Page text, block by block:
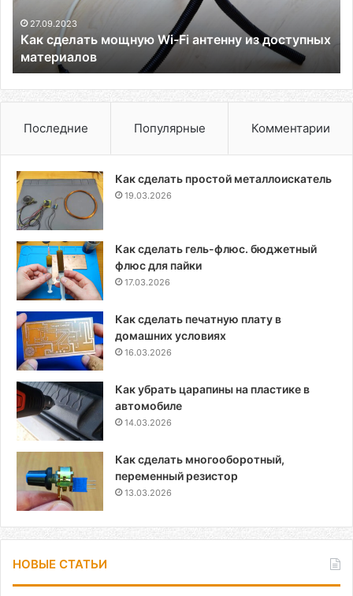
доступных
материалов
27.09.2023
Как сделать мощную Wi-Fi антенну из доступных
материалов
Последние Популярные Комментарии
Как сделать простой металлоискатель
19.03.2026
Как сделать гель-флюс. бюджетный
флюс для пайки
17.03.2026
Как сделать печатную плату в
домашних условиях
16.03.2026
Как убрать царапины на пластике в
автомобиле
14.03.2026
Как сделать многооборотный,
переменный резистор
13.03.2026
НОВЫЕ СТАТЬИ